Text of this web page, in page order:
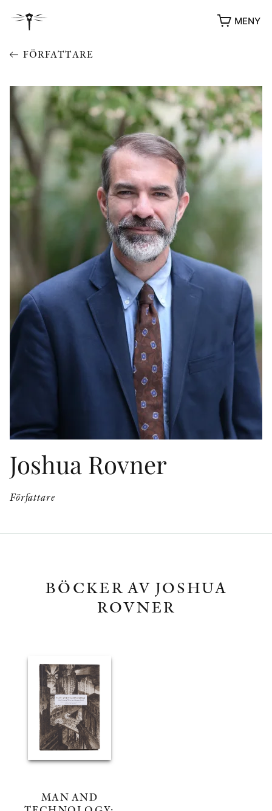
MENY
YUKIKO OCH PATRIK MÖTER
VIDEOGALLERI
UTMÄRKELSER
ÖVRIGA FORMAT
KONTAKT
PEER REVIEW-PROCESSEN
FÖRFATTARE
Joshua Rovner
Författare
BÖCKER AV JOSHUA
ROVNER
MAN AND